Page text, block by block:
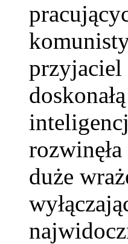
przyjaciel
duże